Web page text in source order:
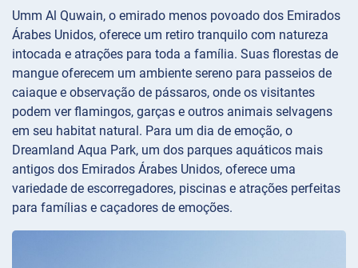
Umm Al Quwain, o emirado menos povoado dos Emirados
Árabes Unidos, oferece um retiro tranquilo com natureza
intocada e atrações para toda a família. Suas florestas de
mangue oferecem um ambiente sereno para passeios de
caiaque e observação de pássaros, onde os visitantes
podem ver flamingos, garças e outros animais selvagens
em seu habitat natural. Para um dia de emoção, o
Dreamland Aqua Park, um dos parques aquáticos mais
antigos dos Emirados Árabes Unidos, oferece uma
variedade de escorregadores, piscinas e atrações perfeitas
para famílias e caçadores de emoções.